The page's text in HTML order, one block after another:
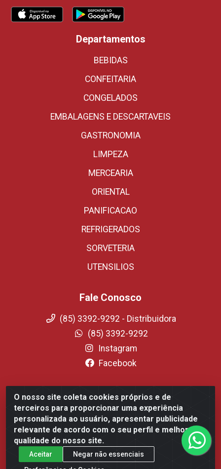
O nosso site coleta cookies próprios e de
terceiros para proporcionar uma experiência
personalizada ao usuário, apresentar publicidade
relevante de acordo com o seu perfil e melhorar a
qualidade do nosso site.
Aceitar
Negar não essenciais
Departamentos
BEBIDAS
CONFEITARIA
CONGELADOS
EMBALAGENS E DESCARTAVEIS
GASTRONOMIA
LIMPEZA
MERCEARIA
ORIENTAL
PANIFICACAO
REFRIGERADOS
SORVETERIA
UTENSILIOS
Fale Conosco
(85) 3392-9292 - Distribuidora
(85) 3392-9292
Instagram
Facebook
Fortali Distribuidora de Alimentos LTDA - Avenida Tomaz
Coelho, 1268 - Messejana, Fortaleza/CE - CEP 60.863-254-
CNPJ 09.317.318.0001-75